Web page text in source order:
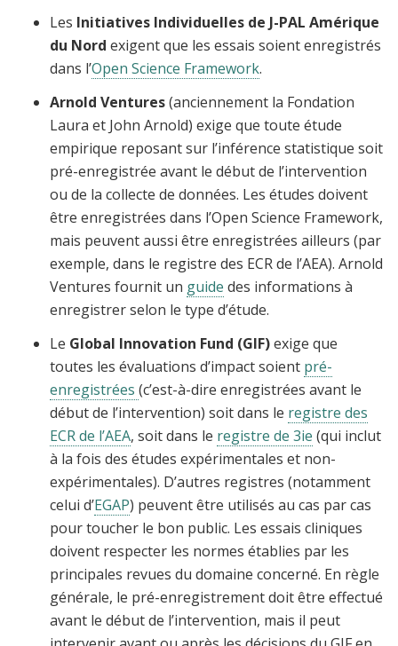
Les Initiatives Individuelles de J-PAL Amérique
du Nord exigent que les essais soient enregistrés
dans l’Open Science Framework.
Arnold Ventures(anciennement la Fondation
Laura et John Arnold) exige que toute étude
empirique reposant sur l’inférence statistique soit
pré-enregistrée avant le début de l’intervention
ou de la collecte de données. Les études doivent
être enregistrées dans l’Open Science Framework,
mais peuvent aussi être enregistrées ailleurs (par
exemple, dans le registre des ECR de l’AEA). Arnold
Ventures fournit un guide des informations à
enregistrer selon le type d’étude.
Le Global Innovation Fund (GIF)exige que
toutes les évaluations d’impact soient pré-
enregistrées (c’est-à-dire enregistrées avant le
début de l’intervention) soit dans le registre des
ECR de l’AEA, soit dans le registre de 3ie (qui inclut
à la fois des études expérimentales et non-
expérimentales). D’autres registres (notamment
celui d’EGAP) peuvent être utilisés au cas par cas
pour toucher le bon public. Les essais cliniques
doivent respecter les normes établies par les
principales revues du domaine concerné. En règle
générale, le pré-enregistrement doit être effectué
avant le début de l’intervention, mais il peut